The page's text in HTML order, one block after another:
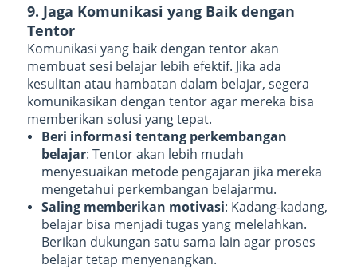
9. Jaga Komunikasi yang Baik dengan
Tentor
Komunikasi yang baik dengan tentor akan
membuat sesi belajar lebih efektif. Jika ada
kesulitan atau hambatan dalam belajar, segera
komunikasikan dengan tentor agar mereka bisa
memberikan solusi yang tepat.
Beri informasi tentang perkembangan
belajar: Tentor akan lebih mudah
menyesuaikan metode pengajaran jika mereka
mengetahui perkembangan belajarmu.
Saling memberikan motivasi: Kadang-kadang,
belajar bisa menjadi tugas yang melelahkan.
Berikan dukungan satu sama lain agar proses
belajar tetap menyenangkan.